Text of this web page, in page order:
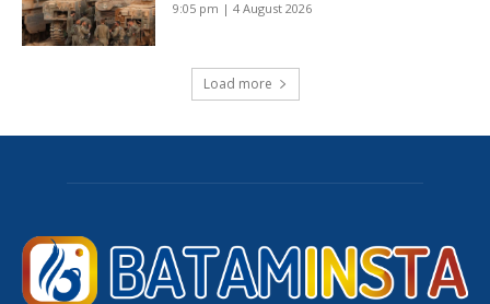
9:05 pm | 4 August 2026
Load more